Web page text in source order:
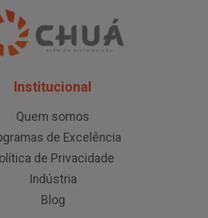
Institucional
Quem somos
de Excelência
de Privacidade
Indústria
Blog